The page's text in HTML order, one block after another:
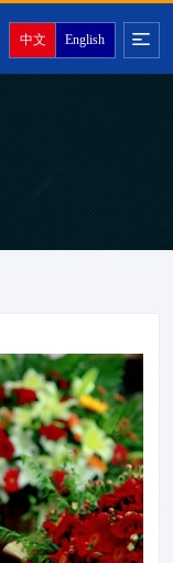
中文 English